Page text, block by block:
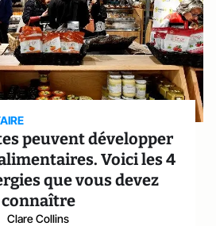
peuvent développer
Voici les 4
que vous devez
connaître
Clare Collins